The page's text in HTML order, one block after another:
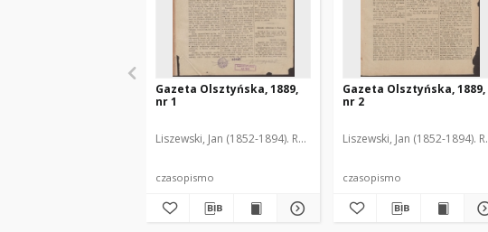
Gazeta Olsztyńska, 1889,
nr 1
Liszewski, Jan (1852-1894). Red.
czasopismo
Gazeta Olsztyńska, 1889,
nr 2
Liszewski, Jan (1852-1894).
czasopismo